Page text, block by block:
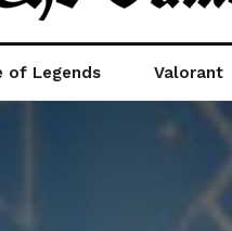
of Legends Valorant